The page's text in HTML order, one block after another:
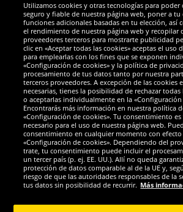
Socios y seguridad
Galardones
Redes sociales
Utilizamos cookies y otras tecnologías para poder
seguro y fiable de nuestra página web, poner a tu
funciones adicionales basadas en tu elección, así
el rendimiento de nuestra página web y recopilar
proveedores terceros para mostrarte publicidad
clic en «Aceptar todas las cookies» aceptas el uso
para emplearlas con los fines que se exponen
«Configuración de cookies» y la política de
procesamiento de tus datos tanto por nuestra
terceros proveedores. A excepción de las cookies
necesarias, tienes la posibilidad de rechazar
o aceptarlas individualmente en la «Configuración
Encontrarás más información en nuestra política
«Configuración de cookies». Tu consentimiento
necesario para el uso de nuestra página web.
consentimiento en cualquier momento con
«Configuración de cookies». Dependiendo del
trate, tu consentimiento puede incluir el
un tercer país (p. ej. EE. UU.). Allí no queda
protección de datos comparable al de la UE y,
riesgo de que las autoridades responsables de la
tus datos sin posibilidad de recurrir. Más